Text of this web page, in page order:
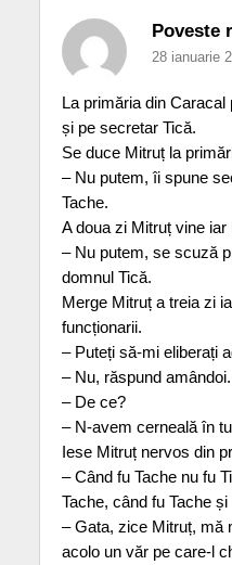
Poveste
28 ianuarie
La primăria din
și pe secretar Tică.
Se duce Mitruț la
– Nu putem, îi spune
Tache.
A doua zi Mitruț vine iar
– Nu putem, se scuză
domnul Tică.
Merge Mitruț a treia zi
funcționarii.
– Puteți să-mi eliberați
– Nu, răspund amândoi.
– De ce?
– N-avem cerneală în
Iese Mitruț nervos din
– Când fu Tache nu fu
Tache, când fu Tache
– Gata, zice Mitruț, mă
acolo un văr pe care-l